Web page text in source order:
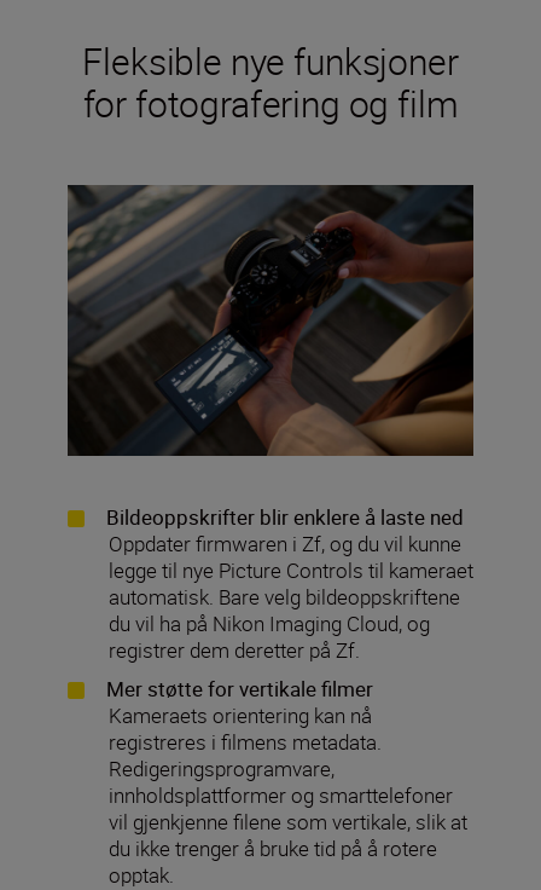
Fleksible nye funksjoner
for fotografering og film
Bildeoppskrifter blir enklere å laste ned
Oppdater firmwaren i Zf, og du vil kunne
legge til nye Picture Controls til kameraet
automatisk. Bare velg bildeoppskriftene
du vil ha på Nikon Imaging Cloud, og
registrer dem deretter på Zf.
Mer støtte for vertikale filmer
Kameraets orientering kan nå
registreres i filmens metadata.
Redigeringsprogramvare,
innholdsplattformer og smarttelefoner
vil gjenkjenne filene som vertikale, slik at
du ikke trenger å bruke tid på å rotere
opptak.